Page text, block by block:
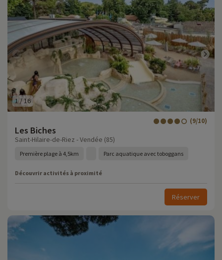
1 /16
Les Biches
(9/10)
Saint-Hilaire-de-Riez - Vendée (85)
Première plage à 4,5km Parc aquatique avec toboggans
Découvrir activités à proximité
Réserver